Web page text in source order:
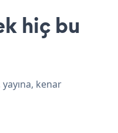
hiç bu
kenar